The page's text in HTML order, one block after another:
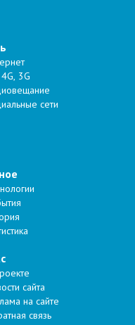
3G
сети
сайта
на сайте
связь